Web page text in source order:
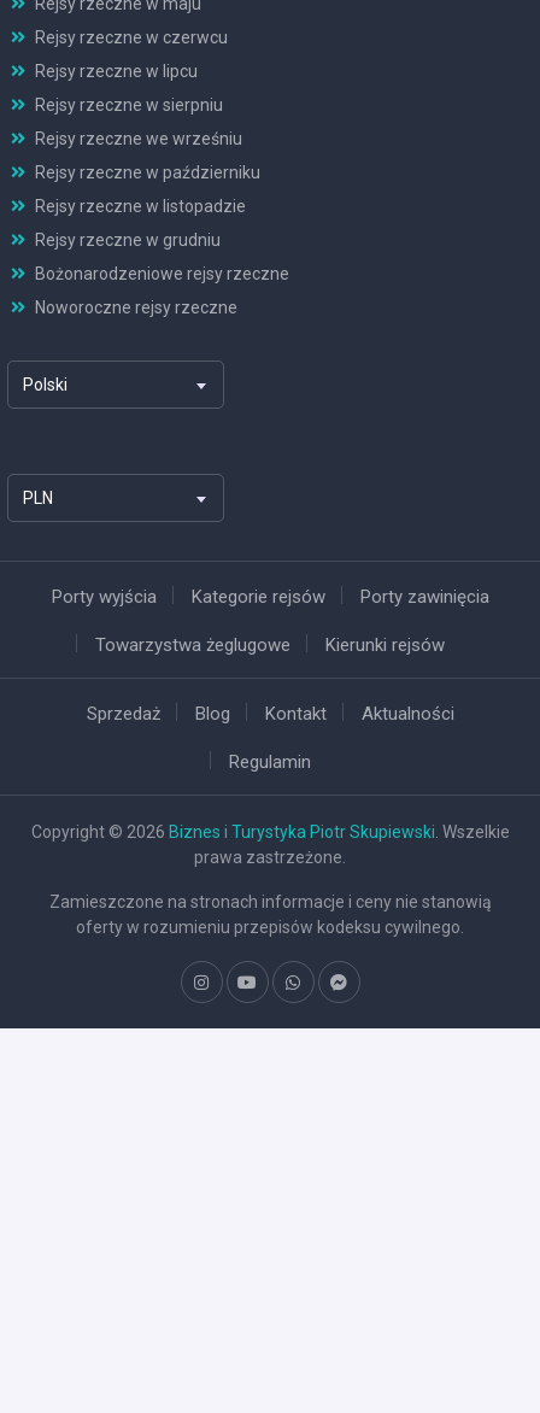
Rejsy rzeczne w czerwcu
Rejsy rzeczne w lipcu
Rejsy rzeczne w sierpniu
Rejsy rzeczne we wrześniu
Rejsy rzeczne w październiku
Rejsy rzeczne w listopadzie
Rejsy rzeczne w grudniu
Bożonarodzeniowe rejsy rzeczne
Noworoczne rejsy rzeczne
Polski
PLN
Porty wyjścia Kategorie rejsów Porty zawinięcia
Towarzystwa żeglugowe Kierunki rejsów
Sprzedaż Blog Kontakt Aktualności
Regulamin
Copyright © 2026 Biznes i Turystyka Piotr Skupiewski . Wszelkie
prawa zastrzeżone.
Zamieszczone na stronach informacje i ceny nie stanowią
oferty w rozumieniu przepisów kodeksu cywilnego.